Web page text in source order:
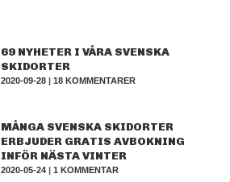
69 NYHETER I VÅRA SVENSKA
SKIDORTER
2020-09-28 |18 KOMMENTARER
MÅNGA SVENSKA SKIDORTER
ERBJUDER GRATIS AVBOKNING
INFÖR NÄSTA VINTER
2020-05-24 |1 KOMMENTAR